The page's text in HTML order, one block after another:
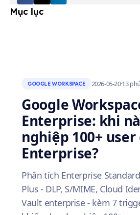
Mục lục
GOOGLE WORKSPACE 2026-05-20·13
Google
Enterprise: khi
nghiệp 100+
Enterprise?
Phân tích Enterprise
Plus - DLP, S/MIME, Cloud
Vault enterprise - kèm 7